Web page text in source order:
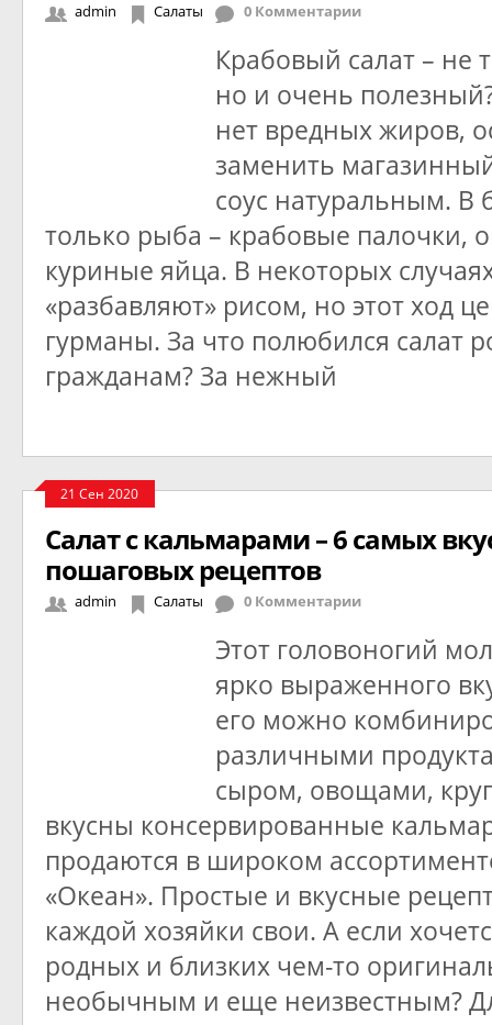
admin Салаты 0 Комментарии
Крабовый салат – не
но и очень
нет вредных жиров,
заменить
соус натуральным. В
только рыба – крабовые палочки,
куриные яйца. В некоторых
«разбавляют» рисом, но этот ход
гурманы. За что полюбился салат
гражданам? За нежный
21 Сен 2020
Салат с кальмарами – 6 самых
пошаговых рецептов
admin Салаты 0 Комментарии
Этот головоногий
ярко выраженного
его можно
различными
сыром, овощами,
вкусны консервированные
продаются в широком
«Океан». Простые и вкусные
каждой хозяйки свои. А если
родных и близких чем-то
необычным и еще неизвестным?